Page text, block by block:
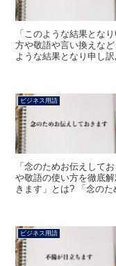
「このような結果とな
方や敬語や言い換えな
ような結果となり申し
ビジネス用語
「念のためお伝えして
や敬語の使い方を徹底
きます」とは? 「念の
ビジネス用語